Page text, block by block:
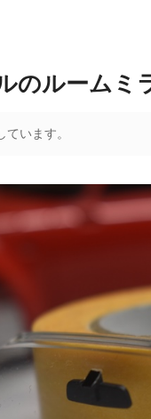
のルーム
います。